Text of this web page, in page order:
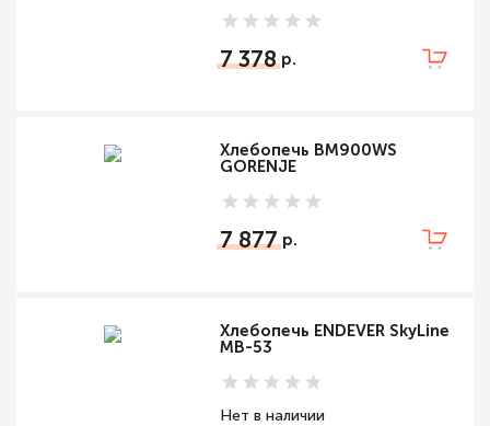
7 378
Хлебопечь BM900WS
GORENJE
7 877
Хлебопечь ENDEVER SkyLine
MB-53
Нет в наличии